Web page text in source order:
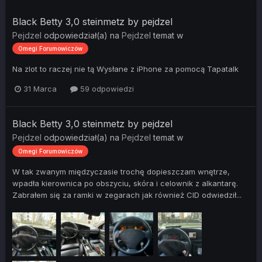
Black Betty 3,0 steinmetz by pejdzel
Pejdzel odpowiedział(a) na Pejdzel temat w
Omegi Forumowiczów
Na zlot to raczej nie tą Wysłane z iPhone za pomocą Tapatalk
31 Marca 59 odpowiedzi
Black Betty 3,0 steinmetz by pejdzel
Pejdzel odpowiedział(a) na Pejdzel temat w
Omegi Forumowiczów
W tak zwanym międzyczasie trochę dopieszczam wnętrze,
wpadła kierownica po obszyciu, skóra i celownik z alkantarę.
Zabrałem się za ramki w zegarach jak również CID odwiedził...